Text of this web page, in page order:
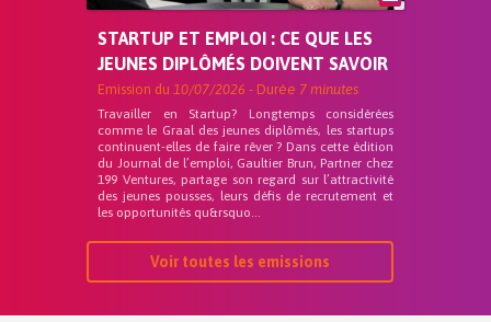
STARTUP ET EMPLOI : CE QUE LES
JEUNES DIPLÔMÉS DOIVENT SAVOIR
Emission du 10/07/2026 - Durée 7 minutes
Travailler en Startup? Longtemps considérées
comme le Graal des jeunes diplômés, les startups
continuent-elles de faire rêver ? Dans cette édition
du Journal de l’emploi, Gaultier Brun, Partner chez
199 Ventures, partage son regard sur l’attractivité
des jeunes pousses, leurs défis de recrutement et
les opportunités qu&rsquo...
Voir toutes les emissions